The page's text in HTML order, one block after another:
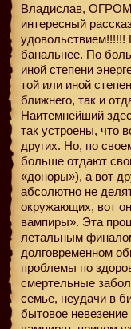
Владислав,
интересный
удовольствием!!!!!!
банальнее. По
иной степени
той или иной
ближнего, так и
Наитемнейший
так устроены, что
других. Но, по
больше отдают
«доноры»), а вот
абсолютно не
окружающих, вот
вампиры». Эта
летальным
долговременном
проблемы по
смертельные
семье, неудачи в
бытовое невезение